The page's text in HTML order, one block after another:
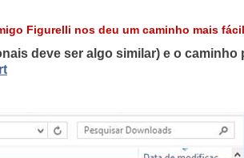
Figurelli nos deu um caminho mais
deve ser algo similar) e o